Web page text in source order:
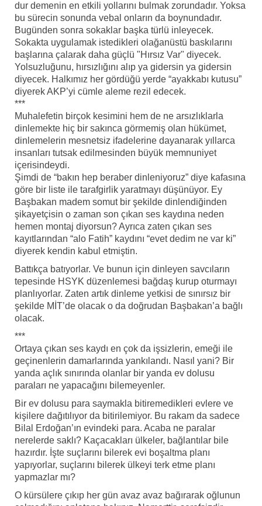
dur demenin en etkili yollarını bulmak zorundadır. Yoksa
bu sürecin sonunda vebal onların da boynundadır.
Bugünden sonra sokaklar başka türlü inleyecek.
Sokakta uygulamak istedikleri olağanüstü baskılarını
başlarına çalarak daha güçlü "Hırsız Var" diyecek.
Yolsuzluğunu, hırsızlığını alıp ya gidersin ya gidersin
diyecek. Halkımız her gördüğü yerde “ayakkabı kutusu”
diyerek AKP’yi cümle aleme rezil edecek.
***
Muhalefetin birçok kesimini hem de ne arsızlıklarla
dinlemekte hiç bir sakınca görmemiş olan hükümet,
dinlemelerin mesnetsiz ifadelerine dayanarak yıllarca
insanları tutsak edilmesinden büyük memnuniyet
içerisindeydi.
Şimdi de “bakın hep beraber dinleniyoruz” diye kafasına
göre bir liste ile tarafgirlik yaratmayı düşünüyor. Ey
Başbakan madem somut bir şekilde dinlendiğinden
şikayetçisin o zaman son çıkan ses kaydına neden
hemen montaj diyorsun? Ayrıca zaten çıkan ses
kayıtlarından “alo Fatih” kaydını “evet dedim ne var ki”
diyerek kendin kabul etmiştin.
Battıkça batıyorlar. Ve bunun için dinleyen savcıların
tepesinde HSYK düzenlemesi bağdaş kurup oturmayı
planlıyorlar. Zaten artık dinleme yetkisi de sınırsız bir
şekilde MİT’de olacak o da doğrudan Başbakan’a bağlı
olacak.
***
Ortaya çıkan ses kaydı en çok da işsizlerin, emeği ile
geçinenlerin damarlarında yankılandı. Nasıl yani? Bir
yanda açlık sınırında olanlar bir yanda ev dolusu
paraları ne yapacağını bilemeyenler.
Bir ev dolusu para saymakla bitiremedikleri evlere ve
kişilere dağıtılıyor da bitirilemiyor. Bu rakam da sadece
Bilal Erdoğan’ın evindeki para. Acaba ne paralar
nerelerde saklı? Kaçacakları ülkeler, bağlantılar bile
hazırdır. İşte suçlarını bilerek evi boşaltma planı
yapıyorlar, suçlarını bilerek ülkeyi terk etme planı
yapmazlar mı?
O kürsülere çıkıp her gün avaz avaz bağırarak oğlunun